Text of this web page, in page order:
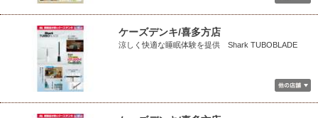
ケーズデンキ/喜多方店
涼しく快適な睡眠体験を提供 Shark TUBOBLADE